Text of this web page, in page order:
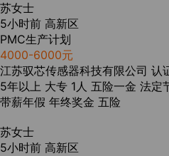
苏女士
5小时前 高新区
PMC生产计划
4000-6000元
江苏驭芯传感器科技有限公司 认
5年以上 大专 1人 五险一金 法定
带薪年假 年终奖金 五险
苏女士
5小时前 高新区